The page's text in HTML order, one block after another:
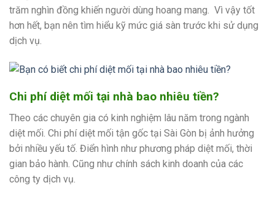
trăm nghìn đồng khiến người dùng hoang mang. Vì vậy tốt
hơn hết, bạn nên tìm hiểu kỹ mức giá sàn trước khi sử dụng
dịch vụ.
Chi phí diệt mối tại nhà bao nhiêu tiền?
Theo các chuyên gia có kinh nghiệm lâu năm trong ngành
diệt mối. Chi phí diệt mối tận gốc tại Sài Gòn bị ảnh hưởng
bởi nhiều yếu tố. Điển hình như phương pháp diệt mối, thời
gian bảo hành. Cũng như chính sách kinh doanh của các
công ty dịch vụ.